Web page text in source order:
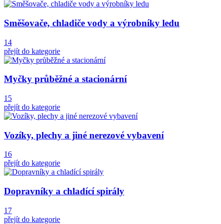
Směšovače, chladiče vody a výrobníky ledu
14
přejít do kategorie
Myčky průběžné a stacionární
15
přejít do kategorie
Vozíky, plechy a jiné nerezové vybavení
16
přejít do kategorie
Dopravníky a chladící spirály
17
přejít do kategorie